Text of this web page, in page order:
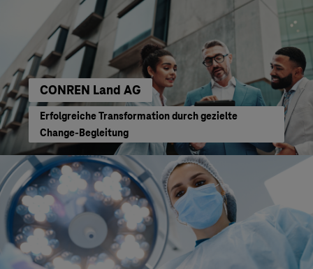
CONREN Land AG
Erfolgreiche Transformation durch gezielte
Change-Begleitung